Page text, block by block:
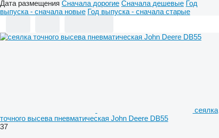
Дата размещения Сначала дорогие Сначала дешевые Год
выпуска - сначала новые Год выпуска - сначала старые
сеялка
точного высева пневматическая John Deere DB55
37